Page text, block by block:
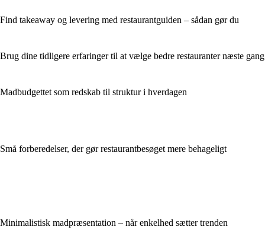
Find takeaway og levering med restaurantguiden – sådan gør du
Brug dine tidligere erfaringer til at vælge bedre restauranter næste gang
Madbudgettet som redskab til struktur i hverdagen
Små forberedelser, der gør restaurantbesøget mere behageligt
Minimalistisk madpræsentation – når enkelhed sætter trenden